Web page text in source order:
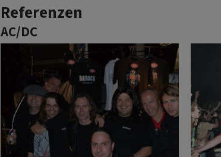
Referenzen
AC/DC